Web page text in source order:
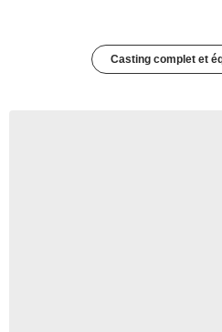
Casting complet et